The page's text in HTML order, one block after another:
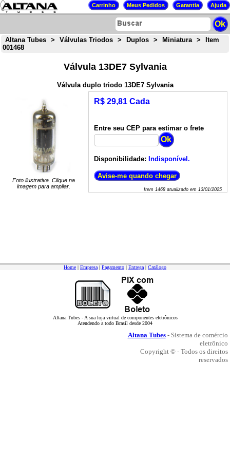
Altana Tubes > Válvulas Triodos > Duplos > Miniatura >
Item
001468
Válvula 13DE7 Sylvania
Válvula duplo triodo 13DE7 Sylvania
Foto ilustrativa. Clique na
imagem para ampliar.
R$ 29,81 Cada
Entre seu CEP para estimar o frete
Disponibilidade: Indisponível.
Item 1468atualizado em 13/01/2025
Home | Empresa | Pagamento | Entrega | Catálogo
Altana Tubes - A sua loja virtual de componentes eletrônicos
Atendendo a todo Brasil desde 2004
Altana Tubes- Sistema de comércio
eletrônico
Copyright © - Todos os direitos
reservados